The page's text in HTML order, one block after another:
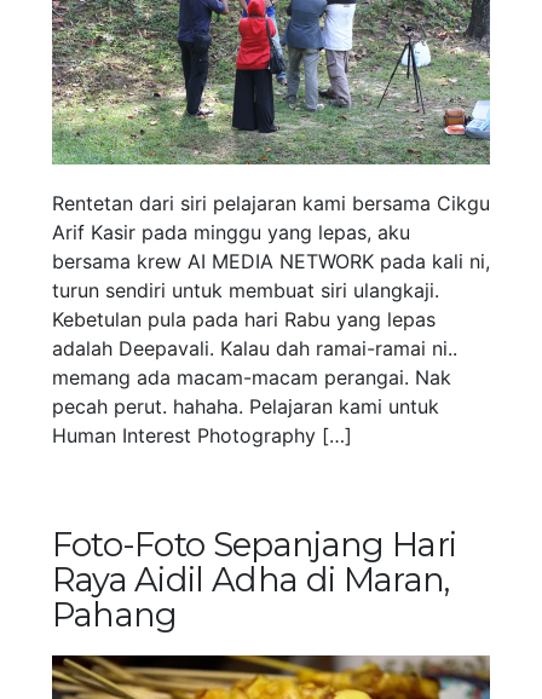
Rentetan dari siri pelajaran kami bersama Cikgu
Arif Kasir pada minggu yang lepas, aku
bersama krew AI MEDIA NETWORK pada kali ni,
turun sendiri untuk membuat siri ulangkaji.
Kebetulan pula pada hari Rabu yang lepas
adalah Deepavali. Kalau dah ramai-ramai ni..
memang ada macam-macam perangai. Nak
pecah perut. hahaha. Pelajaran kami untuk
Human Interest Photography […]
Foto-Foto Sepanjang Hari
Raya Aidil Adha di Maran,
Pahang